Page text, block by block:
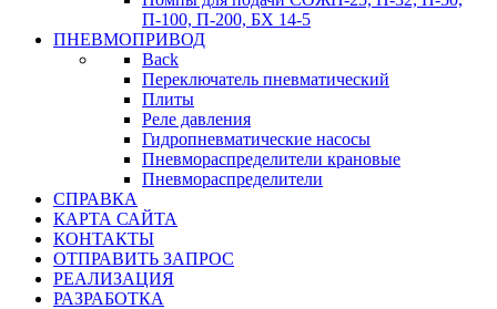
П-100, П-200, БХ 14-5
ПНЕВМОПРИВОД
Back
Переключатель пневматический
Плиты
Реле давления
Гидропневматические насосы
Пневмораспределители крановые
Пневмораспределители
СПРАВКА
КАРТА САЙТА
КОНТАКТЫ
ОТПРАВИТЬ ЗАПРОС
РЕАЛИЗАЦИЯ
РАЗРАБОТКА